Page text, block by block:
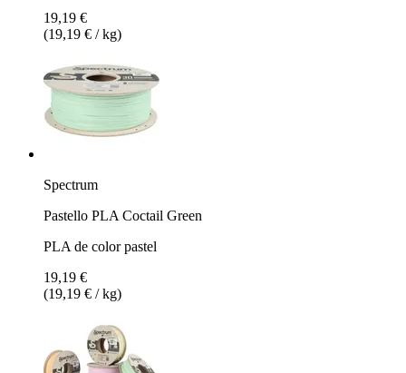
19,19 €
(19,19 € / kg)
Spectrum
Pastello PLA Coctail Green
PLA de color pastel
19,19 €
(19,19 € / kg)